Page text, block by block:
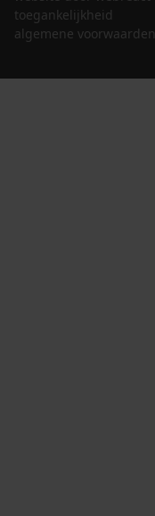
toegankelijkheid
algemene voorwaarden